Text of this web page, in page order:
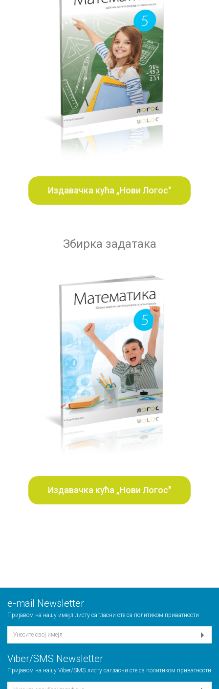
Издавачка кућа „Нови Логос"
Збирка задатака
Издавачка кућа „Нови Логос"
е-mail Newsletter
Пријавом на нашу имејл листу сагласни сте са политиком приватности
Viber/SMS Newsletter
Пријавом на нашу Viber/SMS листу сагласни сте са политиком приватности